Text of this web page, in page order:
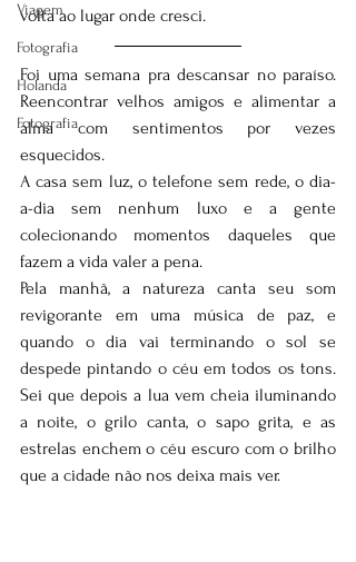
Viagem
Fotografia
Holanda
Fotografia
volta ao lugar onde cresci.
Foi uma semana pra descansar no paraíso.
Reencontrar velhos amigos e alimentar a
alma com sentimentos por vezes
esquecidos.
A casa sem luz, o telefone sem rede, o dia-
a-dia sem nenhum luxo e a gente
colecionando momentos daqueles que
fazem a vida valer a pena.
Pela manhã, a natureza canta seu som
revigorante em uma música de paz, e
quando o dia vai terminando o sol se
despede pintando o céu em todos os tons.
Sei que depois a lua vem cheia iluminando
a noite, o grilo canta, o sapo grita, e as
estrelas enchem o céu escuro com o brilho
que a cidade não nos deixa mais ver.